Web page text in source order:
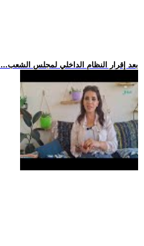
.. بعد إقرار النظام الداخلي لمجلس الشعب...